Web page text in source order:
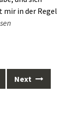
mir in der Regel
Next